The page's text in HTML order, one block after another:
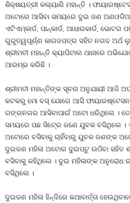
ଶିକ୍ଷୟତ୍ରୀ କଲ୍ୟାଣି ମହାନ୍ତି ।
ଅଟୋରେ ଆସିବା ସମୟରେ ଦୁଇ ଜଣ ଅଣଓଡିଆ
ଏଟିଏମ୍‍କାର୍ଡ, ପାନ୍‍କାର୍ଡ, ଆଧାରକାର୍ଡ,
ଗୁରୁତ୍ୱପୂର୍ଣ୍ଣ କାଗଜପତ୍ର ସହିତ ନଗଦ ଅର୍ଥ
ଶ୍ରୀମତୀ ମହାନ୍ତି କ୍ୟାପିଟାଲ ଥାନାରେ
ଆରମ୍ଭ କରିଛି ।
ଶ୍ରୀମତୀ ମହାନ୍ତିଙ୍କ ସୂଚନା ଅନୁଯାୟୀ ଆଜି
କଟକରୁ ମୋ ବସ୍‍ ଯୋଗେ ଆସି ଫାୟାରଷ୍ଟେସନ
ଗଙ୍ଗନଗର ଆସିବାପାଇଁ ଅଟୋ ଧରିଥିଲେ ।
ସମୟରେ ପଛ ସିଟ୍‍ରେ ଜଣେ ଯୁବକ ବସିଥିଲେ ।
ଅଟୋରେ ବସିବାକୁ ଚାହିଁବାରୁ ଯୁବକ ଜଣଙ୍କ
ଦୁଇଜଣ ମହିଳା ଅଟୋର ଦୁଇପଟୁ ଉଠିବା ସହିତ
ବସିବାକୁ କହିଥିଲେ । ଦୁଇ ମହିଳାଙ୍କ ଅନୁରୋଧ
ବସିଥିଲେ ।
ଦୁଇଜଣ ମହିଳା ହିନ୍ଦିରେ କଥାବାର୍ତ୍ତା